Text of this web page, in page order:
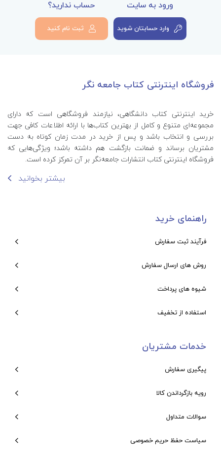
نمونه تست‌های طبقه بندی شده برای هر
فصل
دربردارنده‌ی مفاهیم و نکات کلیدی برای هر
مناسب برای شرکت در آزمون‌های
استخدامی و کارشناسی ارشد رشته
پرستاری
ورود به سایت
وارد حسابتان شوید
حساب ندارید؟
ثبت نام کنید
فروشگاه اینترنتی کتاب جامعه نگر
خرید اینترنتی کتاب‌ دانشگاهی، نیازمند فروشگاهی است که دارای
مجموعه‌ای متنوع و کامل از بهترین کتاب‌ها با ارائه اطلاعات کافی جهت
بررسی و انتخاب باشد و پس از خرید در مدت زمان کوتاه به دست
مشتریان برساند و ضمانت بازگشت هم داشته باشد؛ ویژگی‌هایی که
فروشگاه اینترنتی کتاب انتشارات جامعه‌نگر بر آن تمرکز کرده است.
بیشتر بخوانید
راهنمای خرید
فرآیند ثبت سفارش
روش های ارسال سفارش
شیوه های پرداخت
استفاده از تخفیف
خدمات مشتریان
پیگیری سفارش
رویه بازگرداندن کالا
سوالات متداول
سیاست حفظ حریم خصوصی